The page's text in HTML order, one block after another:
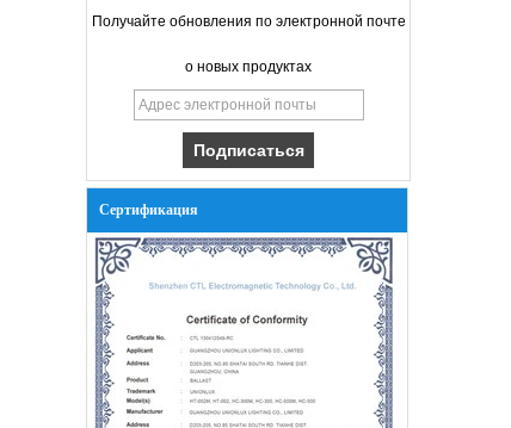
Получайте обновления по электронной почте
о новых продуктах
Сертификация